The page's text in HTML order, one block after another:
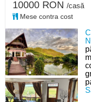
10000 RON /casă
Mese contra cost